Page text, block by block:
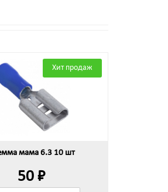
Хит продаж
мама 6.3 10 шт
50 ₽